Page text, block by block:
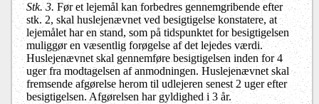
Stk. 3. Før et lejemål kan forbedres gennemgribende efter
stk. 2, skal huslejenævnet ved besigtigelse konstatere, at
lejemålet har en stand, som på tidspunktet for besigtigelsen
muliggør en væsentlig forøgelse af det lejedes værdi.
Huslejenævnet skal gennemføre besigtigelsen inden for 4
uger fra modtagelsen af anmodningen. Huslejenævnet skal
fremsende afgørelse herom til udlejeren senest 2 uger efter
besigtigelsen. Afgørelsen har gyldighed i 3 år.